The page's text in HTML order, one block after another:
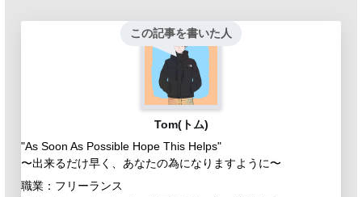
この記事を書いた人
Tom(トム)
"As Soon As Possible Hope This Helps"
〜出来るだけ早く、あなたの為になりますように〜
職業：フリーランス